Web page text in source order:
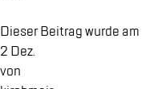
Die­ser Bei­trag wur­de am
2 Dez.
von